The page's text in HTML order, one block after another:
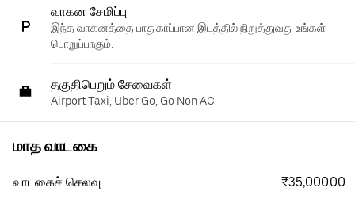
வாகன சேமிப்பு
இந்த வாகனத்தை பாதுகாப்பான இடத்தில் நிறுத்துவது உங்கள்
பொறுப்பாகும்.
தகுதிபெறும் சேவைகள்
Airport Taxi, Uber Go, Go Non AC
மாத வாடகை
வாடகைச் செலவு ₹35,000.00